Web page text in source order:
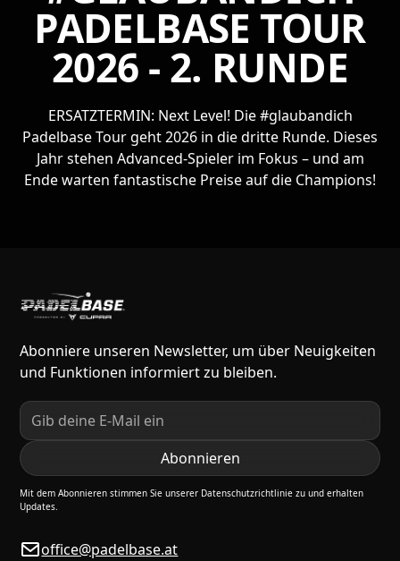
PADELBASE TOUR
2026 - 2. RUNDE
ERSATZTERMIN: Next Level! Die #glaubandich
Padelbase Tour geht 2026 in die dritte Runde. Dieses
Jahr stehen Advanced-Spieler im Fokus – und am
Ende warten fantastische Preise auf die Champions!
Abonniere unseren Newsletter, um über Neuigkeiten
und Funktionen informiert zu bleiben.
Mit dem Abonnieren stimmen Sie unserer Datenschutzrichtlinie zu und erhalten
Updates.
office@padelbase.at